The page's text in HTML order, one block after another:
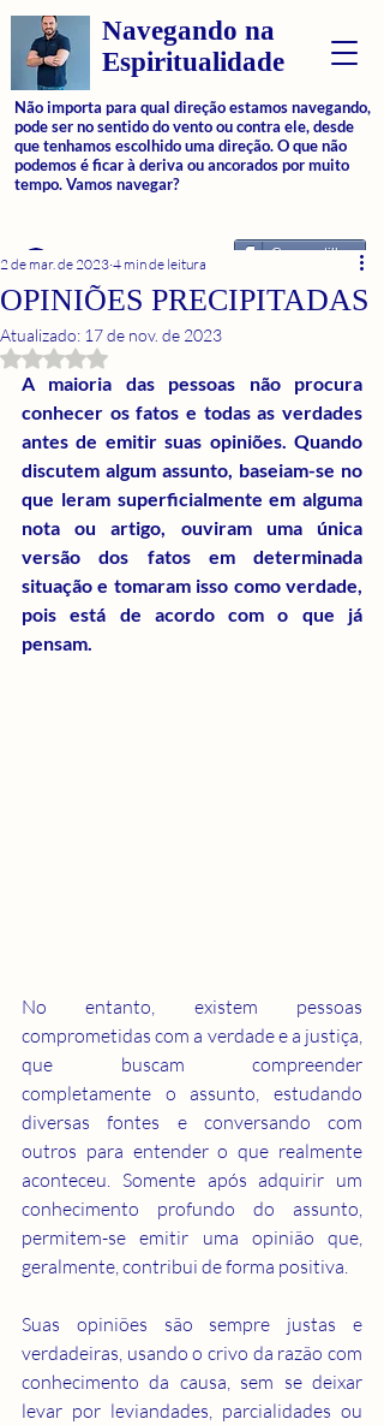
Navegando na
Espiritualidade
Não importa para qual direção estamos navegando,
pode ser no sentido do vento ou contra ele, desde
que tenhamos escolhido uma direção. O que não
podemos é ficar à deriva ou ancorados por muito
tempo. Vamos navegar?
Login Compartilhar
OPINIÕES PRECIPITADAS
2 de mar. de 2023 4 min de leitura
Atualizado: 17 de nov. de 2023
Avaliado com NaN de 5 estrelas.
A maioria das pessoas não procura
conhecer os fatos e todas as verdades
antes de emitir suas opiniões. Quando
discutem algum assunto, baseiam-se no
que leram superficialmente em alguma
nota ou artigo, ouviram uma única
versão dos fatos em determinada
situação e tomaram isso como verdade,
pois está de acordo com o que já
pensam.
No entanto, existem pessoas
comprometidas com a verdade e a justiça,
que buscam compreender
completamente o assunto, estudando
diversas fontes e conversando com
outros para entender o que realmente
aconteceu. Somente após adquirir um
conhecimento profundo do assunto,
permitem-se emitir uma opinião que,
geralmente, contribui de forma positiva.
Suas opiniões são sempre justas e
verdadeiras, usando o crivo da razão com
conhecimento da causa, sem se deixar
levar por leviandades, parcialidades ou